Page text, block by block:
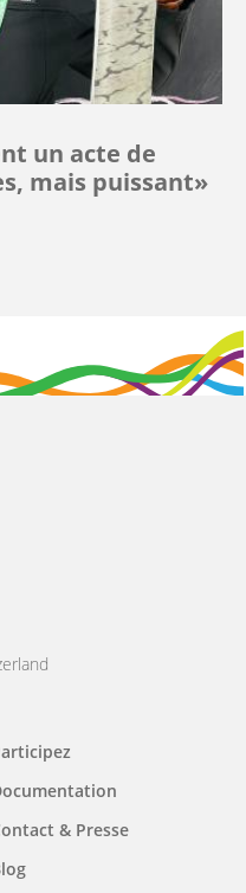
un acte de
mais puissant»
& Presse